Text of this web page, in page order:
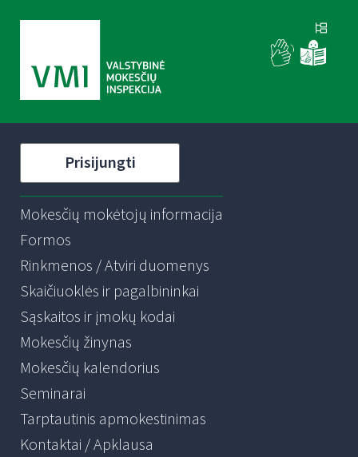
Prisijungti
Mokesčių mokėtojų informacija
Formos
Rinkmenos / Atviri duomenys
Skaičiuoklės ir pagalbininkai
Sąskaitos ir įmokų kodai
Mokesčių žinynas
Mokesčių kalendorius
Seminarai
Tarptautinis apmokestinimas
Kontaktai / Apklausa